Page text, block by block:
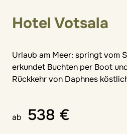
Hotel Votsala
Urlaub am Meer: springt vom
erkundet Buchten per Boot
Rückkehr von Daphnes
ab 538 €